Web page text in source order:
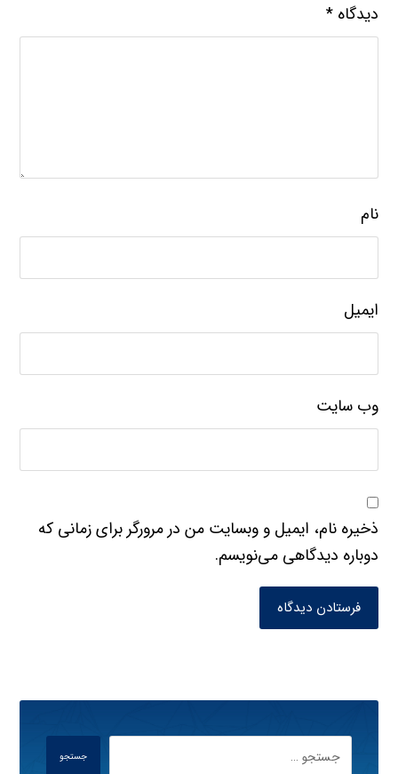
دیدگاه*
نام
ایمیل
وب‌ سایت
ذخیره نام، ایمیل و وبسایت من در مرورگر برای زمانی که
دوباره دیدگاهی می‌نویسم.
فرستادن دیدگاه
جستجو